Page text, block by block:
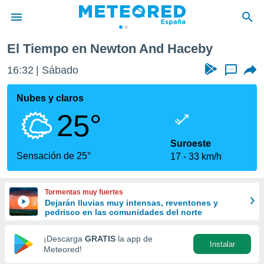
de
por
que se
calidad.
a este
las
y
forma
digital
basada
El Tiempo en Newton And Haceby
16:32 Sábado ...
Nubes y claros
25°
Sensación de 25°
Suroeste
17
33 km/h
Tormentas muy fuertes
Dejarán lluvias muy intensas, reventones y
pedrisco en las comunidades del norte
¡Descarga GRATIS la app de
Meteored!
Instalar